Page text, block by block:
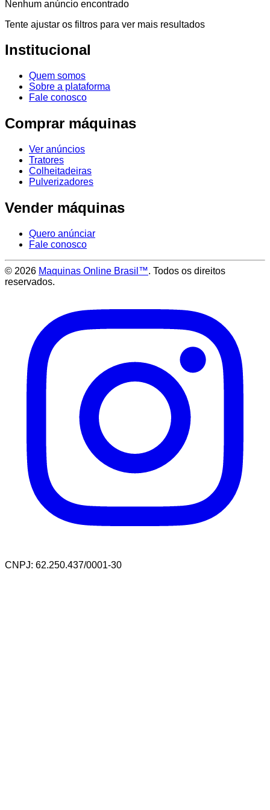
Nenhum anúncio encontrado
Tente ajustar os filtros para ver mais resultados
Institucional
Quem somos
Sobre a plataforma
Fale conosco
Comprar máquinas
Ver anúncios
Tratores
Colheitadeiras
Pulverizadores
Vender máquinas
Quero anúnciar
Fale conosco
© 2026 Maquinas Online Brasil™. Todos os direitos
reservados.
CNPJ: 62.250.437/0001-30